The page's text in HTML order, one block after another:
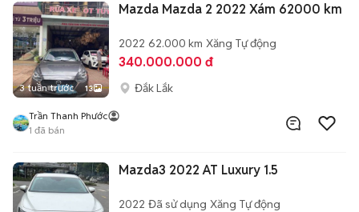
3 tuần trước 13
Mazda Mazda 2 2022 Xám 62000 km
2022 62.000 km Xăng Tự động
340.000.000 đ
Đắk Lắk
Trần Thanh Phước
1 đã bán
Mazda3 2022 AT Luxury 1.5
2022 Đã sử dụng Xăng Tự động